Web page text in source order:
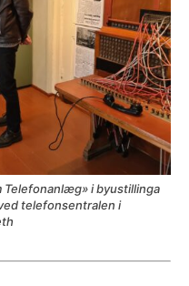
Telefonanlæg» i byustillinga
telefonsentralen i